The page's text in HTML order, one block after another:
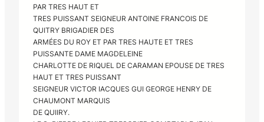
PAR TRES HAUT ET
TRES PUISSANT SEIGNEUR ANTOINE FRANCOIS DE
QUITRY BRIGADIER DES
ARMÉES DU ROY ET PAR TRES HAUTE ET TRES
PUISSANTE DAME MAGDELEINE
CHARLOTTE DE RIQUEL DE CARAMAN EPOUSE DE TRES
HAUT ET TRES PUISSANT
SEIGNEUR VICTOR IACQUES GUI GEORGE HENRY DE
CHAUMONT MARQUIS
DE QUIIRY.